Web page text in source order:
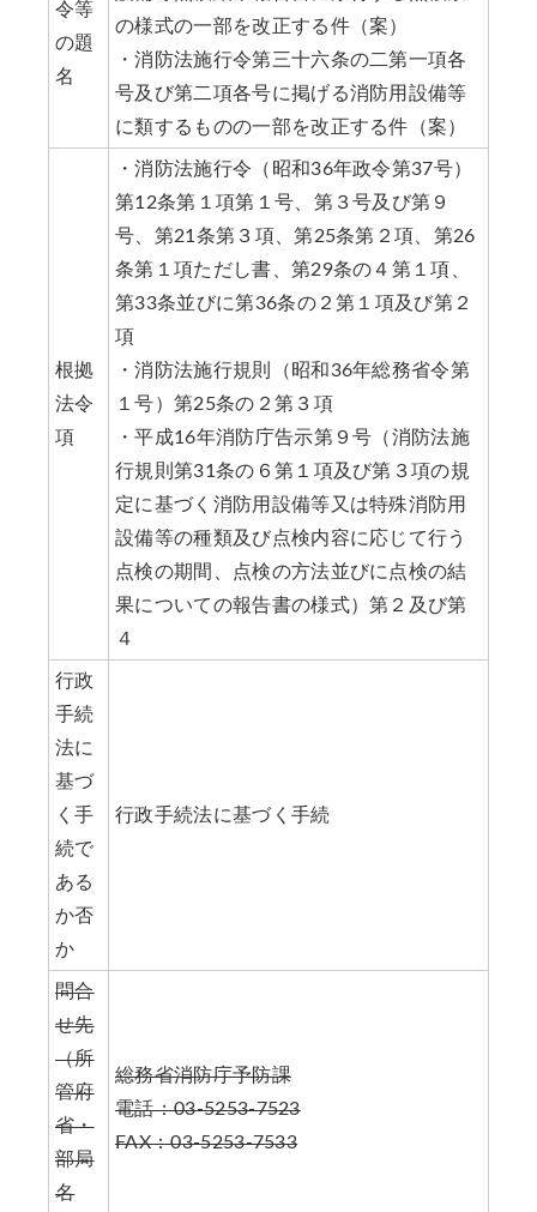
令等
の題
名
の様式の一部を改正する件（案）
・消防法施行令第三十六条の二第一項各
号及び第二項各号に掲げる消防用設備等
に類するものの一部を改正する件（案）
根拠
法令
項
・消防法施行令（昭和36年政令第37号）
第12条第１項第１号、第３号及び第９
号、第21条第３項、第25条第２項、第26
条第１項ただし書、第29条の４第１項、
第33条並びに第36条の２第１項及び第２
項
・消防法施行規則（昭和36年総務省令第
１号）第25条の２第３項
・平成16年消防庁告示第９号（消防法施
行規則第31条の６第１項及び第３項の規
定に基づく消防用設備等又は特殊消防用
設備等の種類及び点検内容に応じて行う
点検の期間、点検の方法並びに点検の結
果についての報告書の様式）第２及び第
４
行政
手続
法に
基づ
く手
続で
ある
か否
か
行政手続法に基づく手続
問合
せ先
（所
管府
省・
部局
名
総務省消防庁予防課
電話：03-5253-7523
FAX：03-5253-7533